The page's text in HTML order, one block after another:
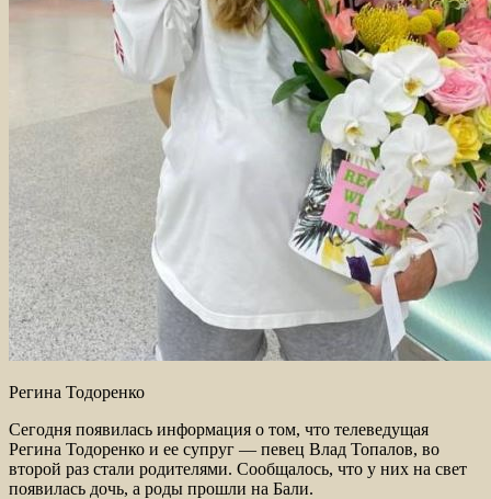
Регина Тодоренко
Сегодня появилась информация о том, что телеведущая
Регина Тодоренко и ее супруг — певец Влад Топалов, во
второй раз стали родителями. Сообщалось, что у них на свет
появилась дочь, а роды прошли на Бали.